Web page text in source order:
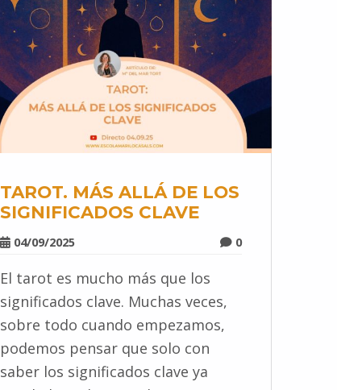
TAROT. MÁS ALLÁ DE LOS
SIGNIFICADOS CLAVE
04/09/2025 0
El tarot es mucho más que los
significados clave. Muchas veces,
sobre todo cuando empezamos,
podemos pensar que solo con
saber los significados clave ya